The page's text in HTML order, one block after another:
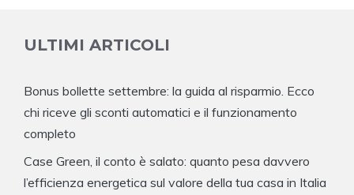
ULTIMI ARTICOLI
Bonus bollette settembre: la guida al risparmio. Ecco
chi riceve gli sconti automatici e il funzionamento
completo
Case Green, il conto è salato: quanto pesa davvero
l’efficienza energetica sul valore della tua casa in Italia